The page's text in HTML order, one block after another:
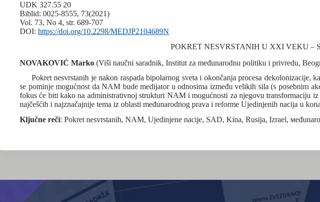
UDK 327.55 20
Biblid: 0025-8555, 73(2021)
Vol. 73, No 4, str. 689-707
DOI: https://doi.org/10.2298/MEDJP2104689N
POKRET NESVRSTANIH U XXI VEKU –
NOVAKOVIĆ Marko (Viši naučni saradnik, Institut za međunarodnu politiku i privredu,
Pokret nesvrstanih je nakon raspada bipolarnog sveta i okončanja procesa
se pominje mogućnost da NAM bude medijator u odnosima između velikih sila (s posebnim
fokus će biti kako na administrativnoj strukturi NAM i mogućnosti za njegovu transformaciju
najčešćih i najznačajnije tema iz oblasti međunarodnog prava i reforme Ujedinjenih nacija u
Ključne reči: Pokret nesvrstanih, NAM, Ujedinjene nacije, SAD, Kina, Rusija, Izrael,